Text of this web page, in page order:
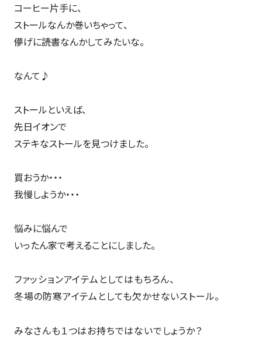
コーヒー片手に、
ストールなんか巻いちゃって、
儚げに読書なんかしてみたいな。
なんて♪
ストールといえば、
先日イオンで
ステキなストールを見つけました。
買おうか・・・
我慢しようか・・・
悩みに悩んで
いったん家で考えることにしました。
ファッションアイテムとしてはもちろん、
冬場の防寒アイテムとしても欠かせないストール。
みなさんも１つはお持ちではないでしょうか？